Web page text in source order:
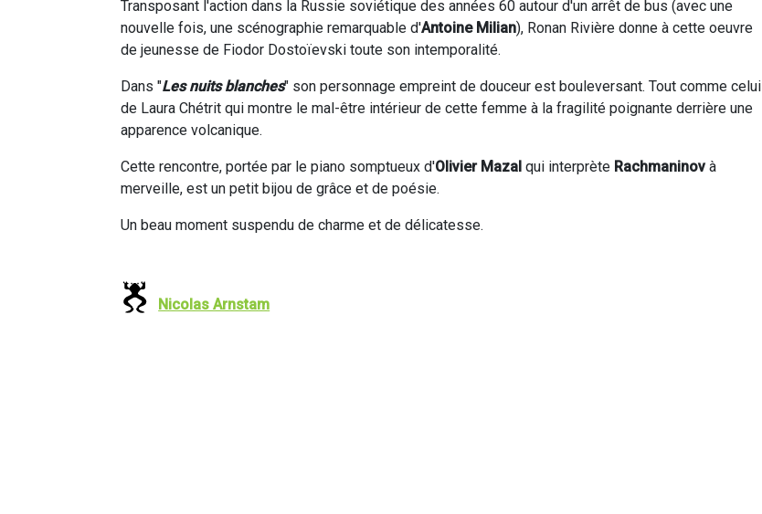
Transposant l'action dans la Russie soviétique des années 60 autour d'un arrêt de bus (avec une
nouvelle fois, une scénographie remarquable d'Antoine Milian), Ronan Rivière donne à cette oeuvre
de jeunesse de Fiodor Dostoïevski toute son intemporalité.
Dans "Les nuits blanches" son personnage empreint de douceur est bouleversant. Tout comme celui
de Laura Chétrit qui montre le mal-être intérieur de cette femme à la fragilité poignante derrière une
apparence volcanique.
Cette rencontre, portée par le piano somptueux d'Olivier Mazal qui interprète Rachmaninov à
merveille, est un petit bijou de grâce et de poésie.
Un beau moment suspendu de charme et de délicatesse.
Nicolas Arnstam